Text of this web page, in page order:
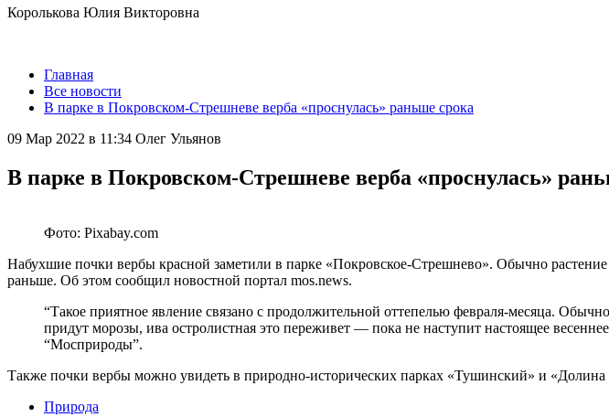
Королькова Юлия Викторовна
Главная
Все новости
В парке в Покровском-Стрешневе верба «проснулась» раньше срока
09 Мар 2022 в 11:34 Олег Ульянов
В парке в Покровском-Стрешневе верба «проснулась»
Фото: Pixabay.com
Набухшие почки вербы красной заметили в парке «Покровское-Стрешнево». Обычно
раньше. Об этом сообщил новостной портал mos.news.
“Такое приятное явление связано с продолжительной оттепелью февраля-месяца.
придут морозы, ива остролистная это переживет — пока не наступит настоящее
“Мосприроды”.
Также почки вербы можно увидеть в природно-исторических парках «Тушинский» и
Природа